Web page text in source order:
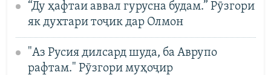
“Ду ҳафтаи аввал гурусна будам.” Рӯзгори
як духтари тоҷик дар Олмон
"Аз Русия дилсард шуда, ба Аврупо
рафтам." Рӯзгори муҳоҷир